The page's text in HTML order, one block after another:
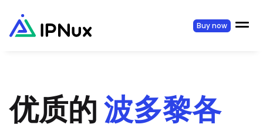
Buy now
优质的波多黎各